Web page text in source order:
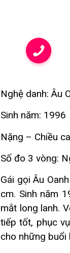
Nghệ danh: Âu
Sinh năm: 1996
Nặng – Chiều
Số đo 3 vòng:
Gái gọi Âu
cm. Sinh năm
mắt long lanh.
tiếp tốt, phục
cho những buổi